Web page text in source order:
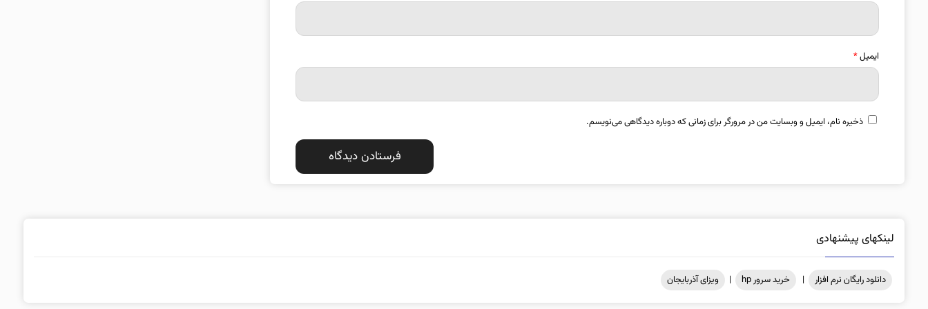
ایمیل*
ذخیره نام، ایمیل و وبسایت من در مرورگر برای زمانی که دوباره دیدگاهی می‌نویسم.
لینکهای پیشنهادی
دانلود رایگان نرم افزار | خرید سرور hp | ویزای آذربایجان